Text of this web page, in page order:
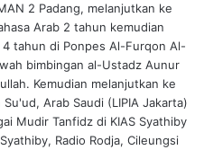
2 Padang, melanjutkan ke
Arab 2 tahun kemudian
tahun di Ponpes Al-Furqon Al-
bimbingan al-Ustadz Aunur
Kemudian melanjutkan ke
Arab Saudi (LIPIA Jakarta)
Mudir Tanfidz di KIAS Syathiby
Radio Rodja, Cileungsi